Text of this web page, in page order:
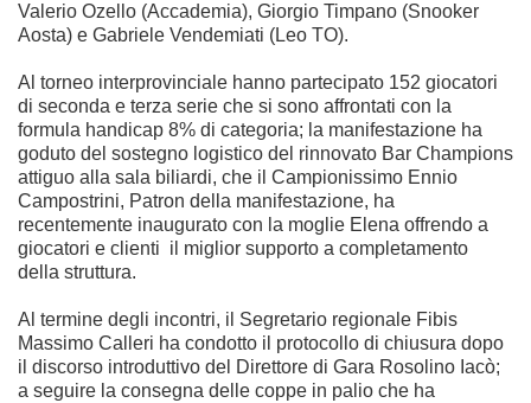
Valerio Ozello (Accademia), Giorgio Timpano (Snooker
Aosta) e Gabriele Vendemiati (Leo TO).
Al torneo interprovinciale hanno partecipato 152 giocatori
di seconda e terza serie che si sono affrontati con la
formula handicap 8% di categoria; la manifestazione ha
goduto del sostegno logistico del rinnovato Bar Champions
attiguo alla sala biliardi, che il Campionissimo Ennio
Campostrini, Patron della manifestazione, ha
recentemente inaugurato con la moglie Elena offrendo a
giocatori e clienti il miglior supporto a completamento
della struttura.
Al termine degli incontri, il Segretario regionale Fibis
Massimo Calleri ha condotto il protocollo di chiusura dopo
il discorso introduttivo del Direttore di Gara Rosolino Iacò;
a seguire la consegna delle coppe in palio che ha